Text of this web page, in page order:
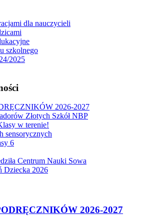
dla nauczycieli
szkolnego
2025
2026-2027
Złotych Szkół NBP
w terenie!
sensorycznych
6
Centrum Nauki Sowa
Dziecka 2026
2026-2027